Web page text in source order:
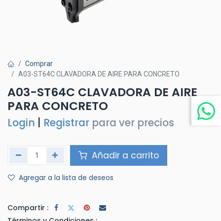
Comprar
A03-ST64C CLAVADORA DE AIRE PARA CONCRETO
A03-ST64C CLAVADORA DE AIRE
PARA CONCRETO
Login Registrar para ver precios
Añadir a carrito
Agregar a la lista de deseos
Compartir :